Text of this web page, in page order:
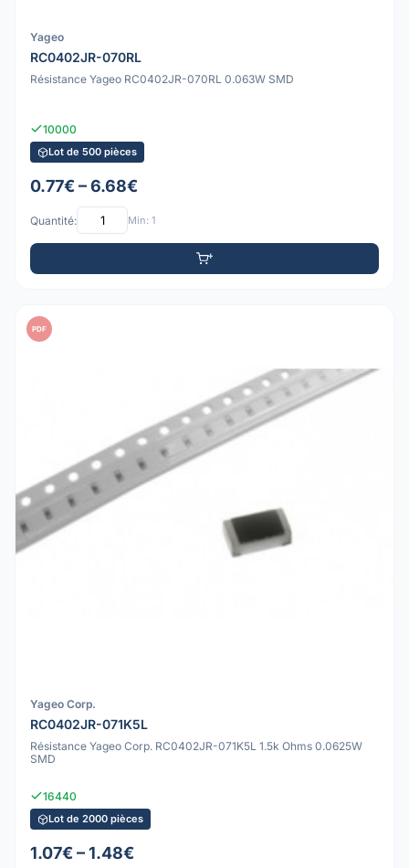
Yageo
RC0402JR-070RL
Résistance Yageo RC0402JR-070RL 0.063W SMD
10000
Lot de 500 pièces
0.77€ – 6.68€
Quantité: Min: 1
PDF
Yageo Corp.
RC0402JR-071K5L
Résistance Yageo Corp. RC0402JR-071K5L 1.5k Ohms 0.0625W
SMD
16440
Lot de 2000 pièces
1.07€ – 1.48€